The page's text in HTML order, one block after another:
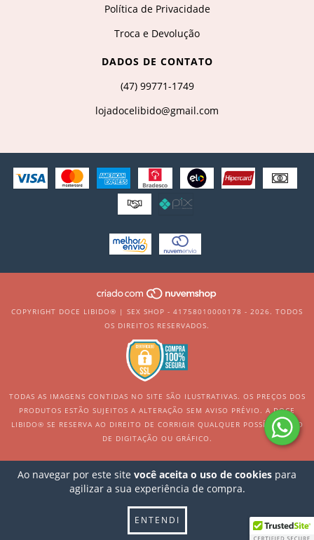
Ao navegar por este site você aceita o uso de cookies para
agilizar a sua experiência de compra.
ENTENDI
Política de Privacidade
Troca e Devolução
DADOS DE CONTATO
(47) 99771-1749
lojadocelibido@gmail.com
COPYRIGHT DOCE LIBIDO® | SEX SHOP - 41758010000178 - 2026. TODOS
OS DIREITOS RESERVADOS.
TODAS AS IMAGENS CONTIDAS NO SITE SÃO ILUSTRATIVAS. OS PREÇOS DOS
PRODUTOS ESTÃO SUJEITOS A ALTERAÇÃO SEM AVISO PRÉVIO. A DOCE
LIBIDO® SE RESERVA AO DIREITO DE CORRIGIR QUALQUER POSSÍVEL ERRO
DE DIGITAÇÃO OU GRÁFICO.